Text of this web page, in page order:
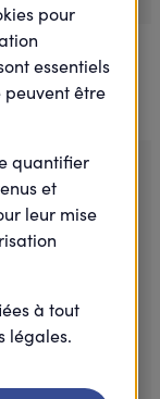
11
Juin
pour
essentiels
peuvent être
quantifier
et
leur mise
à tout
légales.